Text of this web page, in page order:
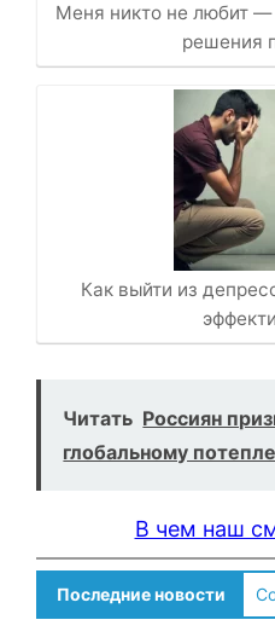
Меня никто не любит
решения
Как выйти из
Читать Россиян
глобальному
В чем наш
Последние новости